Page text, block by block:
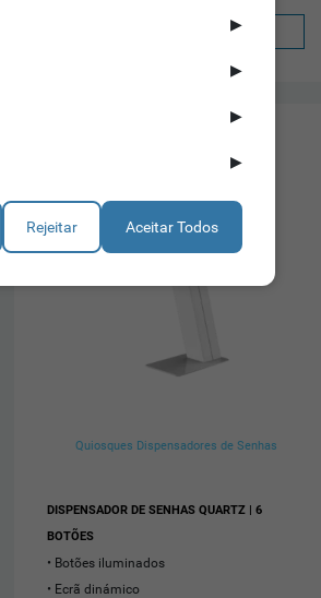
Quiosques Dispensadores de Senhas
DISPENSADOR DE SENHAS QUARTZ | 6
BOTÕES
Botões iluminados
Ecrã dinámico
▶
▶
▶
▶
Rejeitar Aceitar Todos